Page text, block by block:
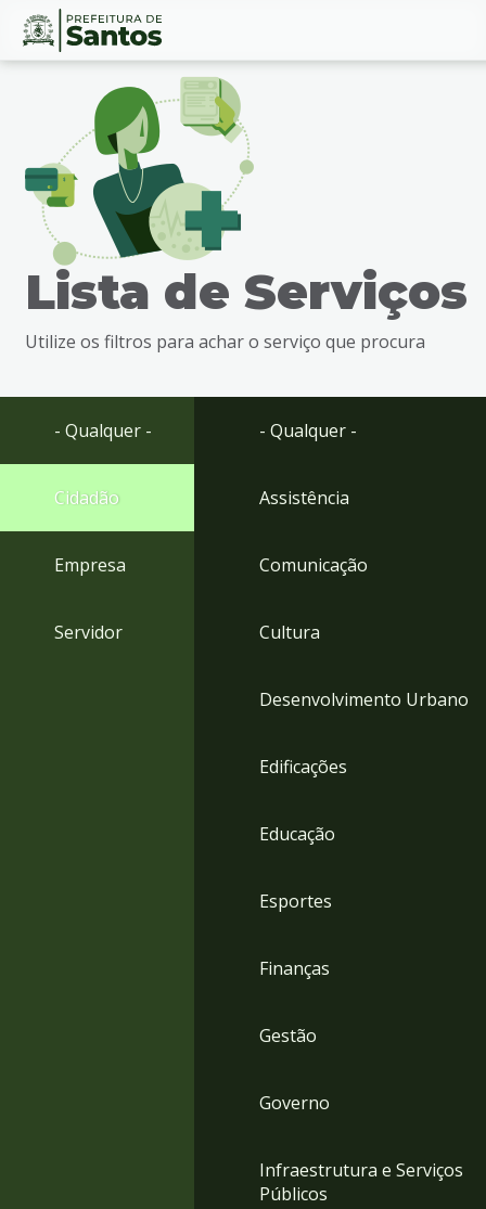
Ir
busca
Ir
rodapé
Conteúdo
Lista de Serviços
Utilize os filtros para achar o serviço que procura
- Qualquer -
Cidadão
Empresa
Servidor
- Qualquer -
Assistência
Comunicação
Cultura
Desenvolvimento Urbano
Edificações
Educação
Esportes
Finanças
Gestão
Governo
Infraestrutura e Serviços
Públicos